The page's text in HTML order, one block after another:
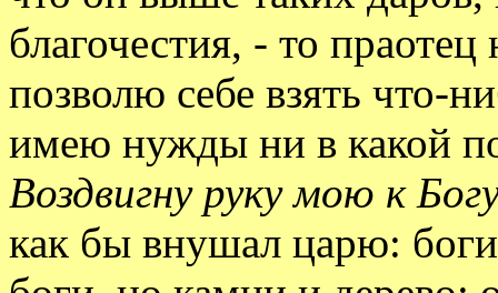
благочестия, - то
позволю себе взять что-
имею нужды ни в какой
Воздвигну руку мою к
как бы внушал царю: